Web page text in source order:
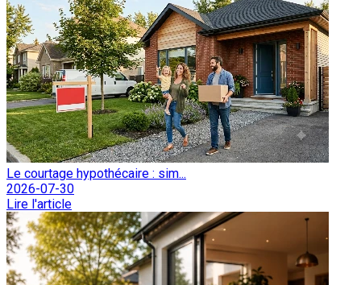
Le courtage hypothécaire : sim...
2026-07-30
Lire l'article